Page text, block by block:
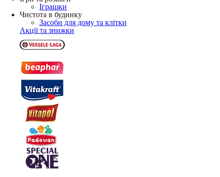
Іграшки
Чистота в будинку
Засоби для дому та клітки
Акції та знижки